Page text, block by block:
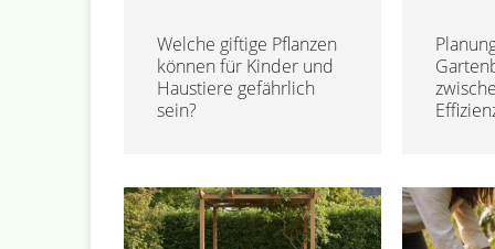
Welche giftige Pflanzen
können für Kinder und
Haustiere gefährlich
sein?